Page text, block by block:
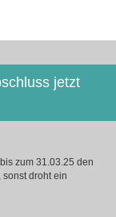
jetzt
zum 31.03.25 den
droht ein